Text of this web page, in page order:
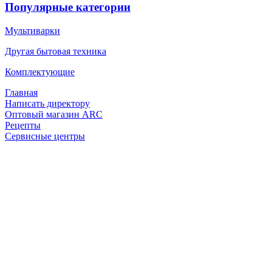
Популярные категории
Мультиварки
Другая бытовая техника
Комплектующие
Главная
Написать директору
Оптовый магазин ARC
Рецепты
Сервисные центры